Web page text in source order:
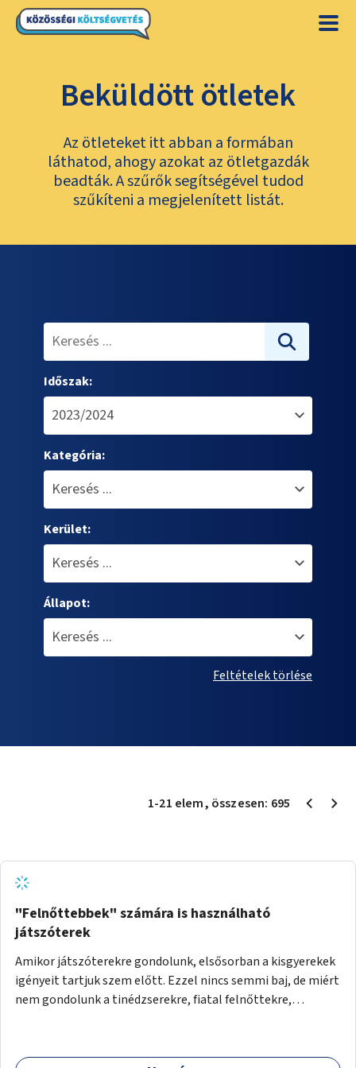
Beküldött ötletek
Az ötleteket itt abban a formában
láthatod, ahogy azokat az ötletgazdák
beadták. A szűrők segítségével tudod
szűkíteni a megjelenített listát.
Időszak:
Kategória:
Kerület:
Állapot:
Feltételek törlése
1-21 elem, összesen: 695
"Felnőttebbek" számára is használható
játszóterek
Amikor játszóterekre gondolunk, elsősorban a kisgyerekek
igényeit tartjuk szem előtt. Ezzel nincs semmi baj, de miért
nem gondolunk a tinédzserekre, fiatal felnőttekre,
infrastruktúra. Az idősebb korosztályok játszóterének